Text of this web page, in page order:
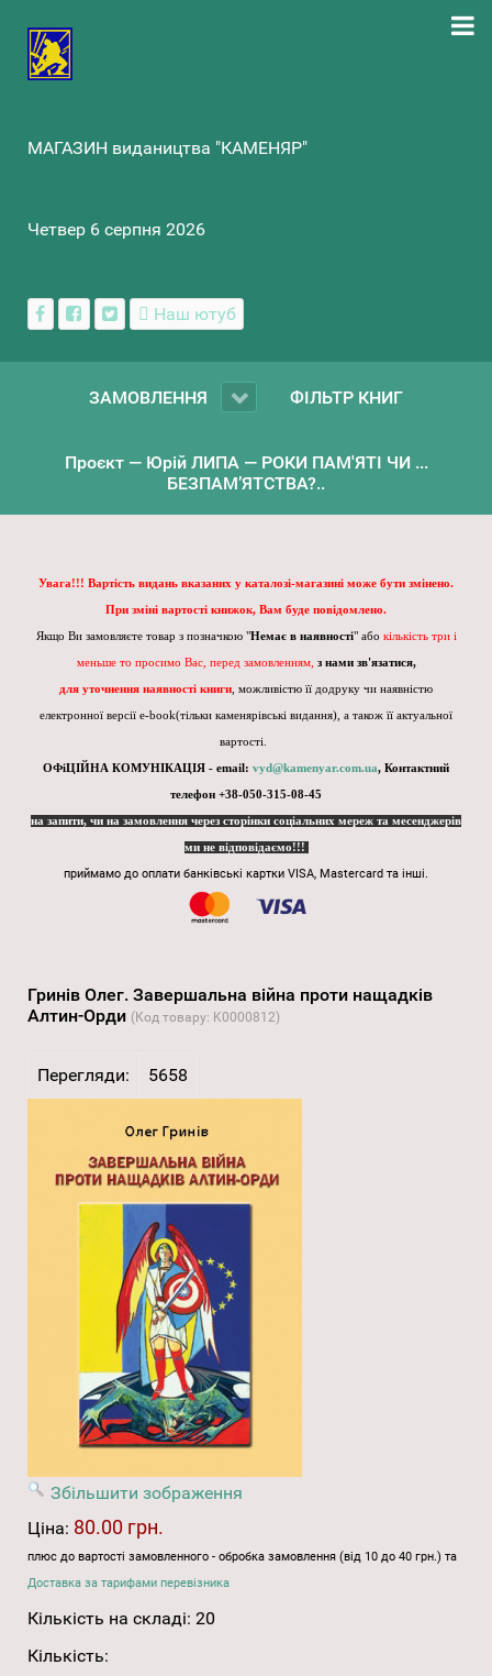
МАГАЗИН видаництва "КАМЕНЯР"
Четвер 6 серпня 2026
Наш ютуб
ЗАМОВЛЕННЯ ФІЛЬТР КНИГ
Проєкт — Юрій ЛИПА — РОКИ ПАМ'ЯТІ ЧИ ...
БЕЗПАМ’ЯТСТВА?..
Увага!!! Вартість видань вказаних у каталозі-магазині може бути змінено.
При зміні вартості книжок, Вам буде повідомлено.
Якщо Ви замовляєте товар з позначкою "Немає в наявності" або кількість три і
меньше то просимо Вас, перед замовленням, з нами зв'язатися,
для уточнення наявності книги , можливістю її додруку чи наявністю
електронної версії e-book(тільки каменярівські видання), а також її актуальної
вартості.
ОФіЦІЙНА КОМУНІКАЦІЯ - email: vyd@kamenyar.com.ua, Контактний
телефон +38-050-315-08-45
на запити, чи на замовлення через сторінки соціальних мереж та месенджерів
ми не відповідаємо!!!
приймамо до оплати банківські картки VISA, Mastercard та інші.
Гринів Олег. Завершальна війна проти нащадків
Алтин-Орди (Код товару: K0000812)
Перегляди: 5658
Збільшити зображення
Ціна: 80.00 грн.
плюс до вартості замовленного - обробка замовлення (від 10 до 40 грн.) та
Доставка за тарифами перевізника
Кількість на складі: 20
Кількість: